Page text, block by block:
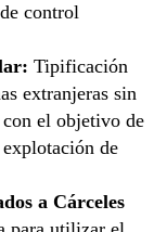
control
Tipificación
extranjeras sin
el objetivo de
de
a Cárceles